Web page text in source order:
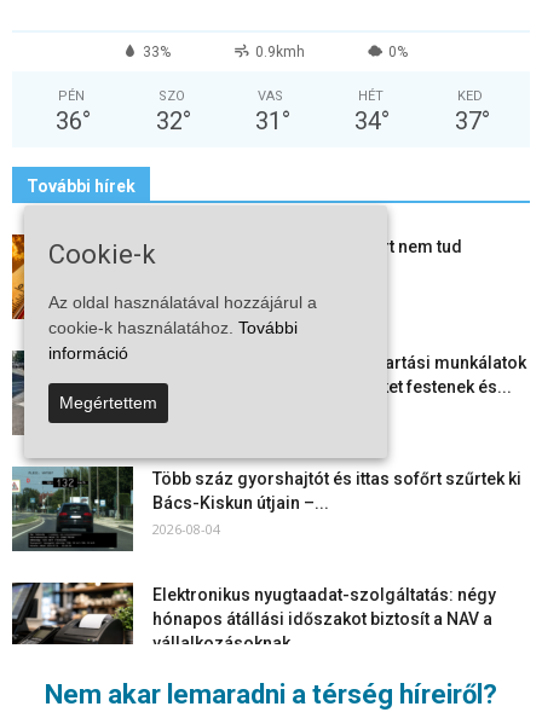
Nem akar lemaradni a térség híreiről?
33% 0.9kmh 0%
PÉN
36°
SZO
32°
VAS
31 °
HÉT
34°
KED
37°
További hírek
Mi történik Európa felett? Ezért nem tud
szabadulni a kontinens a...
2026-08-05
Folyamatosak a nyári karbantartási munkálatok
Kiskőrösön – útburkolati jeleket festenek és...
2026-08-05
Több száz gyorshajtót és ittas sofőrt szűrtek ki
Bács-Kiskun útjain –...
2026-08-04
Elektronikus nyugtaadat-szolgáltatás: négy
hónapos átállási időszakot biztosít a NAV a
vállalkozásoknak
Cookie-k
Az oldal használatával hozzájárul a
cookie-k használatához. További
információ
Megértettem